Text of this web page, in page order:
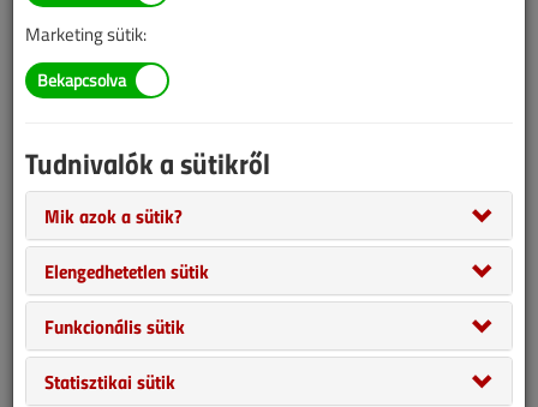
A klímaberendezések kültéri egységeinek elhelyezése sok
esetben kompromisszumokkal jár, vagy egyenesen lehetetlen.
Például azért, mert városképvédelmi szempontból erre csak
korlátozott lehetőség adódik, vagy egyenesen tiltják a
műemlékvédelmi előírások. De még ha erről nincs is szó,
társasházi homlokzaton gyakran közgyűlési engedélyhez kötött a
telepítés, amit vagy megadnak, vagy nem. Emellett felújítási
munkák során is akadályt jelenthet a kültéri egység elhelyezése,
Marketing sütik:
Tudnivalók a sütikről
Mik azok a sütik?
Elengedhetetlen sütik
Funkcionális sütik
Statisztikai sütik